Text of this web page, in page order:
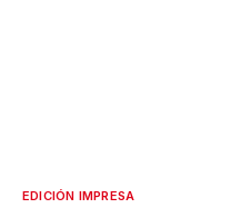
EDICIÓN IMPRESA